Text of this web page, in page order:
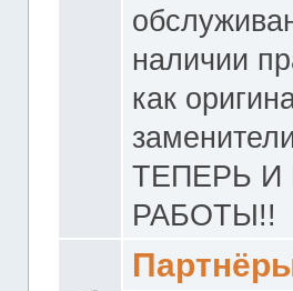
наличии
как
ТЕПЕРЬ
РАБОТЫ!!